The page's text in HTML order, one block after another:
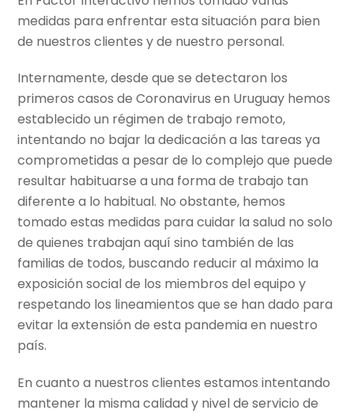
medidas para enfrentar esta situación para bien
de nuestros clientes y de nuestro personal.
Internamente, desde que se detectaron los
primeros casos de Coronavirus en Uruguay hemos
establecido un régimen de trabajo remoto,
intentando no bajar la dedicación a las tareas ya
comprometidas a pesar de lo complejo que puede
resultar habituarse a una forma de trabajo tan
diferente a lo habitual. No obstante, hemos
tomado estas medidas para cuidar la salud no solo
de quienes trabajan aquí sino también de las
familias de todos, buscando reducir al máximo la
exposición social de los miembros del equipo y
respetando los lineamientos que se han dado para
evitar la extensión de esta pandemia en nuestro
país.
En cuanto a nuestros clientes estamos intentando
mantener la misma calidad y nivel de servicio de